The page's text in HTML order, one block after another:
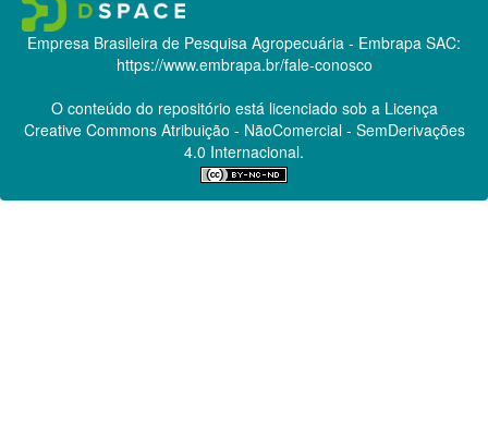
Empresa Brasileira de Pesquisa Agropecuária - Embrapa SAC:
https://www.embrapa.br/fale-conosco
O conteúdo do repositório está licenciado sob a Licença
Creative CommonsAtribuição - NãoComercial - SemDerivações
4.0 Internacional.